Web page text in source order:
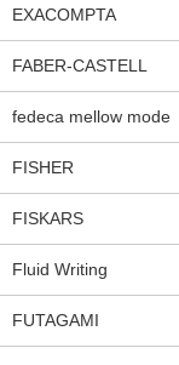
EXACOMPTA
FABER-CASTELL
fedeca mellow mode
FISHER
FISKARS
Fluid Writing
FUTAGAMI